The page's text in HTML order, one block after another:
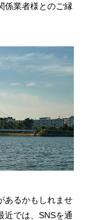
係業者様とのご縁
あるかもしれませ
近では、SNSを通